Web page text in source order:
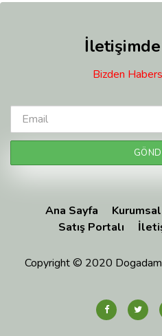
İletişimde
Bizden
Ana Sayfa Kurumsal
Satış Portalı
Copyright © 2020